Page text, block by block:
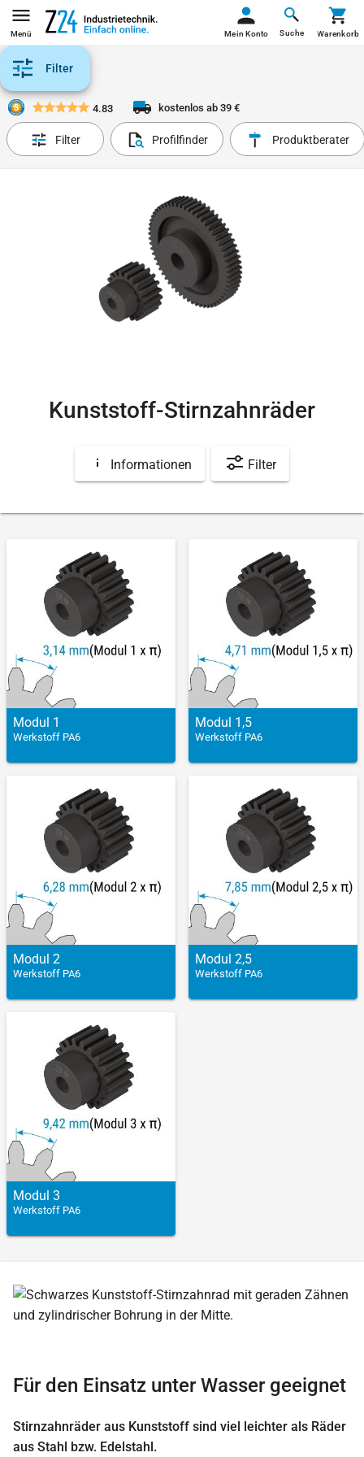
Menü Suche
Mein Konto Warenkorb
Filter
4.83 kostenlos ab 39 €
Filter Profilfinder Produktberater
Kunststoff-Stirnzahnräder
Informationen Filter
Modul 1
Werkstoff PA6
Modul 1,5
Werkstoff PA6
Modul 2
Werkstoff PA6
Modul 2,5
Werkstoff PA6
Modul 3
Werkstoff PA6
Für den Einsatz unter Wasser geeignet
Stirnzahnräder aus Kunststoff sind viel leichter als Räder
aus Stahl bzw. Edelstahl.